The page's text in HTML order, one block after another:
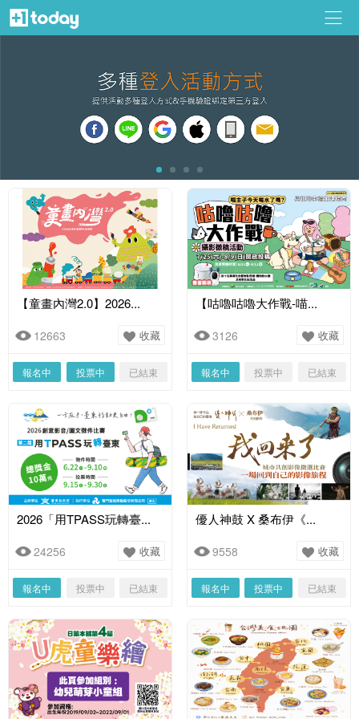
【童畫內灣2.0】2026...
12663 收藏
報名中 投票中 已結束
【咕嚕咕嚕大作戰-喵...
3126 收藏
報名中 投票中 已結束
2026「用TPASS玩轉臺...
24256 收藏
報名中 投票中 已結束
優人神鼓 X 桑布伊《...
9558 收藏
報名中 投票中 已結束